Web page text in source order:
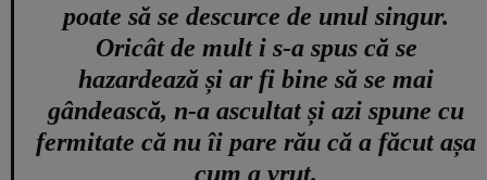
poate să se descurce de unul singur.
Oricât de mult i s-a spus că se
hazardează și ar fi bine să se mai
gândească, n-a ascultat și azi spune cu
fermitate că nu îi pare rău că a făcut așa
cum a vrut.